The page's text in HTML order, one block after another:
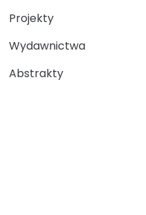
Projekty
Wydawnictwa
Abstrakty